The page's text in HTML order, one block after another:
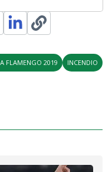
FLAMENGO 2019
INCENDIO